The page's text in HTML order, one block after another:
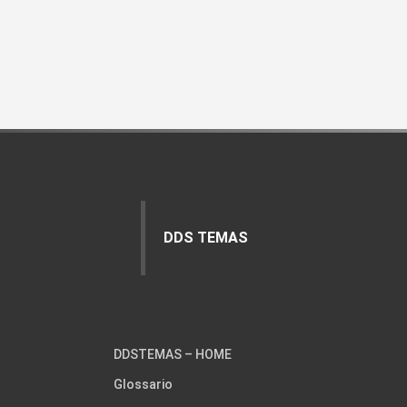
DDS TEMAS
DDSTEMAS – HOME
Glossario